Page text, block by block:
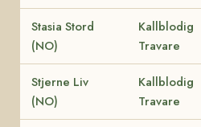
Stasia Stord
(NO)
Kallblodig
Travare
Stjerne Liv
(NO)
Kallblodig
Travare